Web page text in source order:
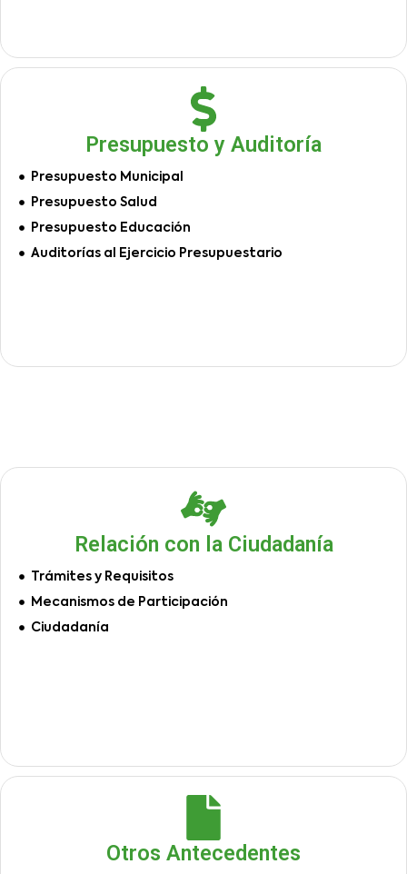
Presupuesto y Auditoría
Presupuesto Municipal
Presupuesto Salud
Presupuesto Educación
Auditorías al Ejercicio Presupuestario
Relación con la Ciudadanía
Trámites y Requisitos
Mecanismos de Participación
Ciudadanía
Otros Antecedentes